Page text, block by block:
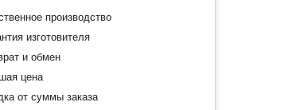
производство
изготовителя
и обмен
цена
от суммы заказа